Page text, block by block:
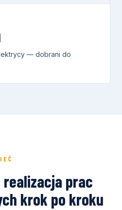
— dobrani do
prac
krok po kroku